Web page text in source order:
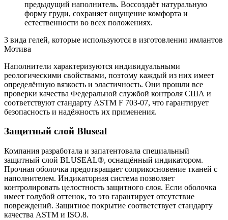
предыдущий наполнитель. Воссоздаёт натуральную
форму груди, сохраняет ощущение комфорта и
естественности во всех положениях.
3 вида гелей, которые используются в изготовлении имлантов
Мотива
Наполнители характеризуются индивидуальными
реологическими свойствами, поэтому каждый из них имеет
определённую вязкость и эластичность. Они прошли все
проверки качества Федеральной службой контроля США и
соответствуют стандарту ASTM F 703-07, что гарантирует
безопасность и надёжность их применения.
Защитный слой Bluseal
Компания разработала и запатентовала специальный
защитный слой BLUSEAL®, оснащённый индикатором.
Прочная оболочка предотвращает соприкосновение тканей с
наполнителем. Индикаторная система позволяет
контролировать целостность защитного слоя. Если оболочка
имеет голубой оттенок, то это гарантирует отсутствие
повреждений. Защитное покрытие соответствует стандарту
качества ASTM и ISO.8.